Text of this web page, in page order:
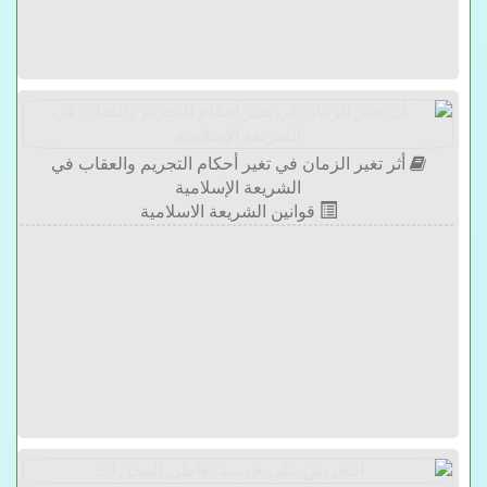
أثر تغير الزمان في تغير أحكام التجريم والعقاب في
الشريعة الإسلامية
قوانين الشريعة الاسلامية